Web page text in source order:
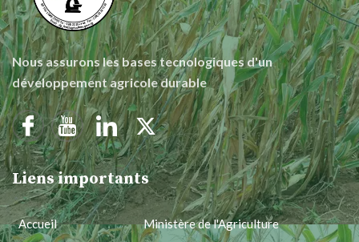
Nous assurons les bases tecnologiques d'un
développement agricole durable
Liens importants
Accueil Ministère de l'Agriculture